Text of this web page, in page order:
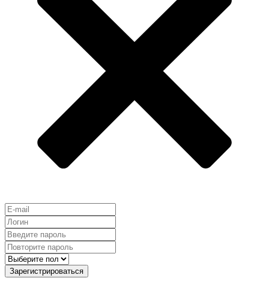
Зарегистрироваться